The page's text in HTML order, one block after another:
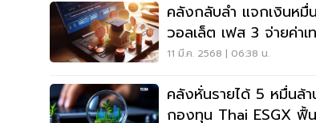
คลังกลับลำ แจกเงินหมื่
วอลเล็ต เฟส 3 จ่ายค่าเ
ค่าไฟ ไม่ได้
11 มี.ค. 2568 | 06:38 น.
คลังหั่นรายได้ 5 หมื่นล้
กองทุน Thai ESGX ฟื้